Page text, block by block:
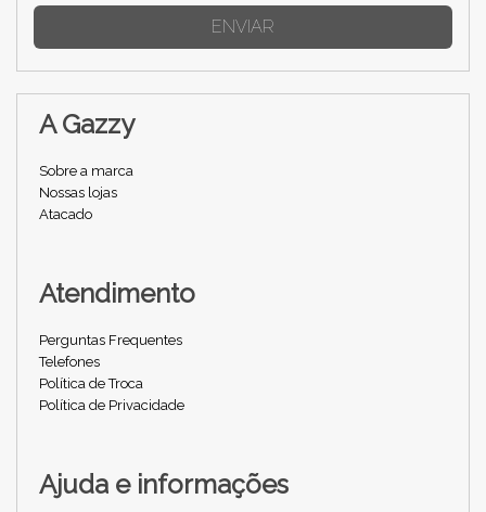
ENVIAR
A Gazzy
Sobre a marca
Nossas lojas
Atacado
Atendimento
Perguntas Frequentes
Telefones
Política de Troca
Política de Privacidade
Ajuda e informações